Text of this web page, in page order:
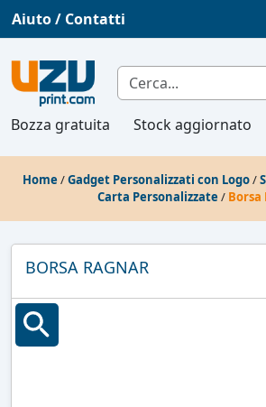
Aiuto / Contatti
Bozza gratuita Stock aggiornato
Home /Gadget Personalizzati con Logo/
Carta Personalizzate / Borsa
BORSA RAGNAR